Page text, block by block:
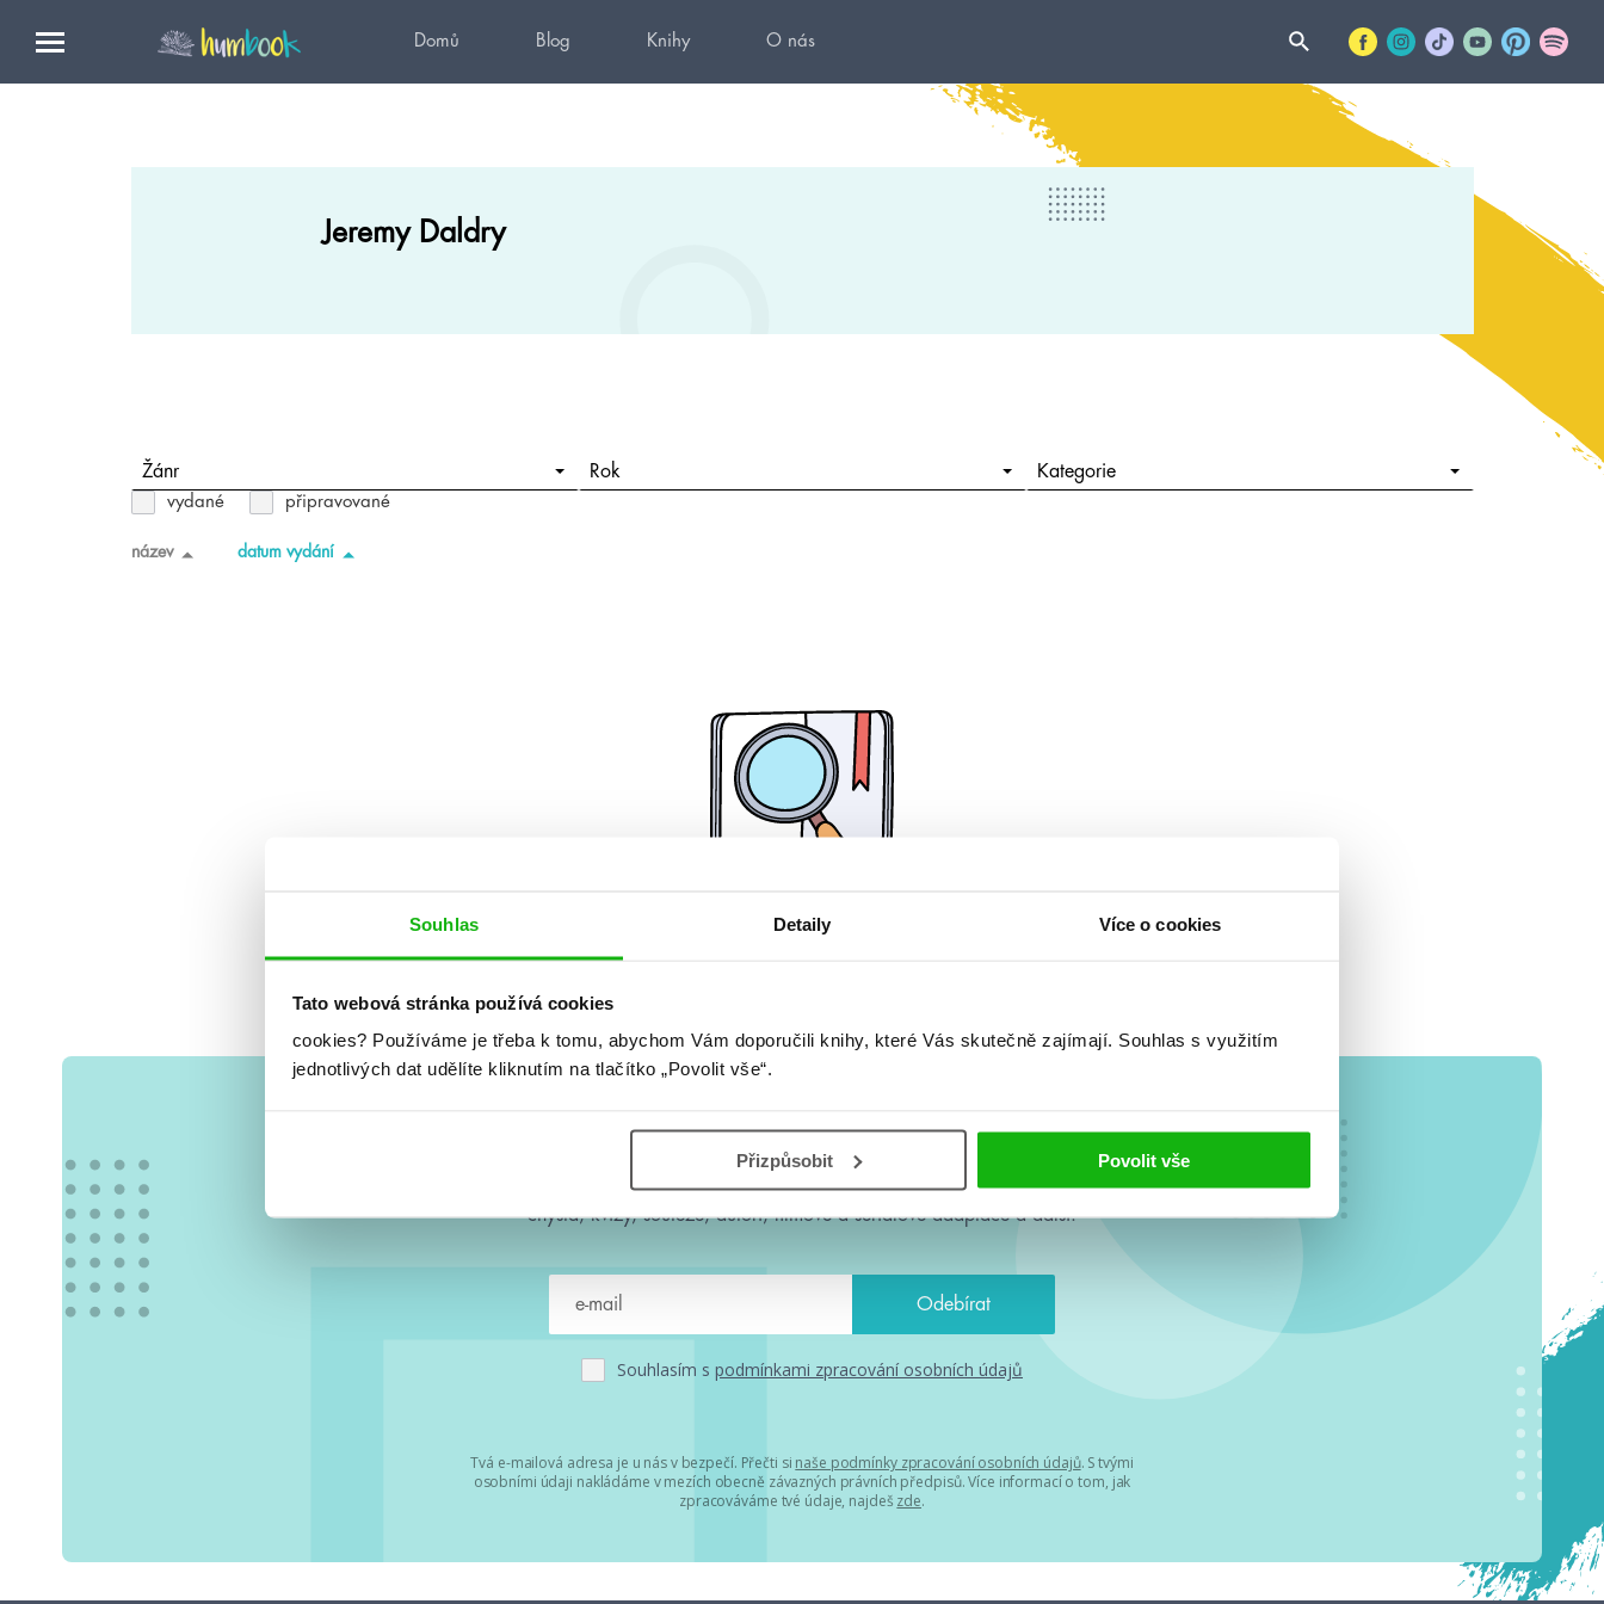
Souhlas Detaily Více o cookies
Tato webová stránka používá cookies
cookies? Používáme je třeba k tomu, abychom Vám doporučili knihy, které Vás skutečně zajímají. Souhlas s využitím
jednotlivých dat udělíte kliknutím na tlačítko „Povolit vše“.
Přizpůsobit Povolit vše
Domů Blog Knihy O nás
Jeremy Daldry
Žánr Rok Kategorie
vydané připravované
název datum vydání
#HumbookNews
Vše kolem #youngadult každý měsíc rovnou do mailu! Nové knihy, co se
chystá, kvízy, soutěže, autoři, filmové a seriálové adaptace a další.
Souhlasím s podmínkami zpracování osobních údajů
Tvá e-mailová adresa je u nás v bezpečí. Přečti si naše podmínky zpracování osobních údajů. S tvými
osobními údaji nakládáme v mezích obecně závazných právních předpisů. Více informací o tom, jak
zpracováváme tvé údaje, najdeš zde.